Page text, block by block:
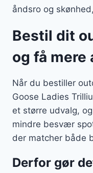
åndsro og
Bestil dit
og få
Når du bestiller
Goose Ladies
et større udvalg,
mindre besvær
der matcher både
Derfor gør